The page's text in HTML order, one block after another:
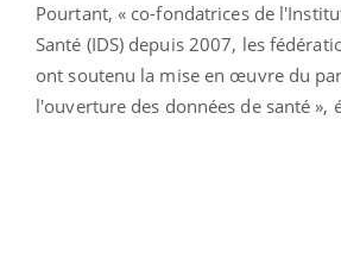
Pourtant, « co-fondatrices de
Santé (IDS) depuis 2007, les
ont soutenu la mise en œuvre du
l'ouverture des données de santé »,